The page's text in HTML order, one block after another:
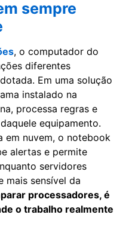
sempre
, o computador do
diferentes
Em uma solução
instalado na
processa regras e
equipamento.
em nuvem, o notebook
alertas e permite
servidores
mais sensível da
processadores, é
o trabalho realmente